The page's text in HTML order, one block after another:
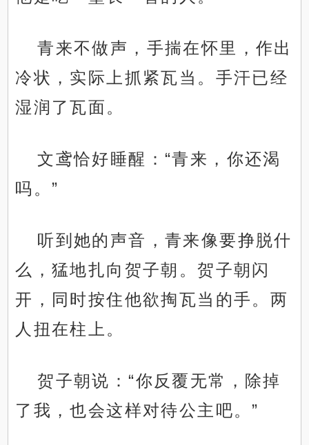
青来不做声，手揣在怀里，作出
冷状，实际上抓紧瓦当。手汗已经
湿润了瓦面。
文鸢恰好睡醒：“青来，你还渴
吗。”
听到她的声音，青来像要挣脱什
么，猛地扎向贺子朝。贺子朝闪
开，同时按住他欲掏瓦当的手。两
人扭在柱上。
贺子朝说：“你反覆无常，除掉
了我，也会这样对待公主吧。”